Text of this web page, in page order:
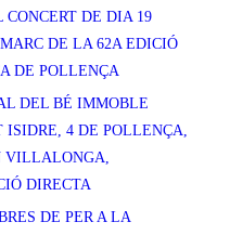
DE DIA 19
DE LA 62A EDICIÓ
DE POLLENÇA
DEL BÉ IMMOBLE
ISIDRE, 4 DE POLLENÇA,
VILLALONGA,
DIRECTA
DE PER A LA